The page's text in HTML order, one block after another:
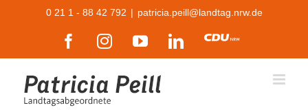
0 21 1 - 88 42 792 | patricia.peill@landtag.nrw.de
FacebookInstagramYouTubeLinkedIn
CDU